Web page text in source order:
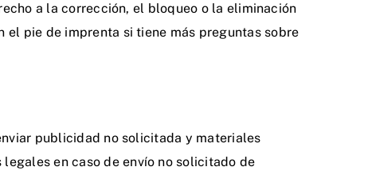
a la corrección, el bloqueo o la eliminación
el pie de imprenta si tiene más preguntas sobre
publicidad no solicitada y materiales
en caso de envío no solicitado de